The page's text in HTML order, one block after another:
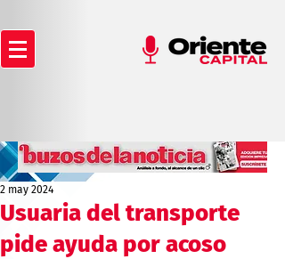
Usuaria del transporte
pide ayuda por acoso
2 may 2024